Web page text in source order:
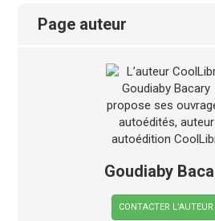
page auteur
Goudiaby
CONTACTER L’AUTEUR